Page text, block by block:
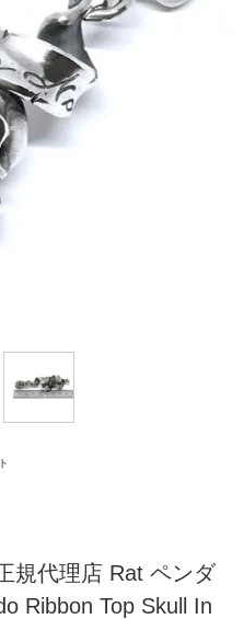
規代理店 Rat ペンダ
Ribbon Top Skull In